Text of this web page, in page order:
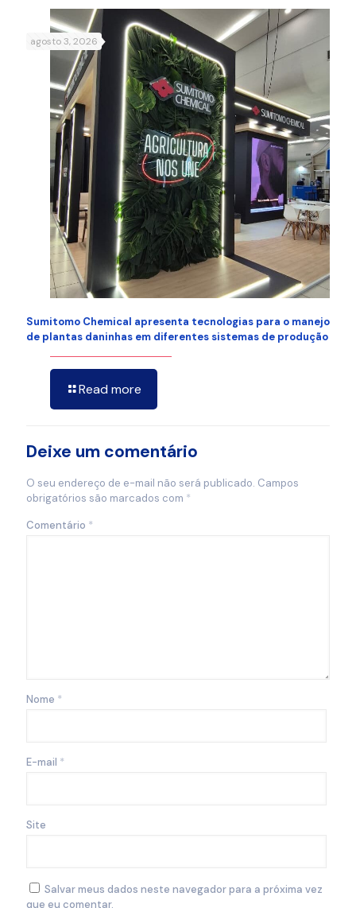
agosto 3, 2026
Sumitomo Chemical apresenta tecnologias para o manejo
de plantas daninhas em diferentes sistemas de produção
Read more
Deixe um comentário
O seu endereço de e-mail não será publicado. Campos
obrigatórios são marcados com *
Comentário *
Nome *
E-mail *
Site
Salvar meus dados neste navegador para a próxima vez
que eu comentar.